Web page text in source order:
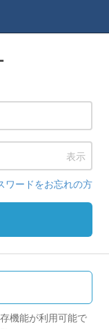
表示
ワードをお忘れの方
機能が利用可能で